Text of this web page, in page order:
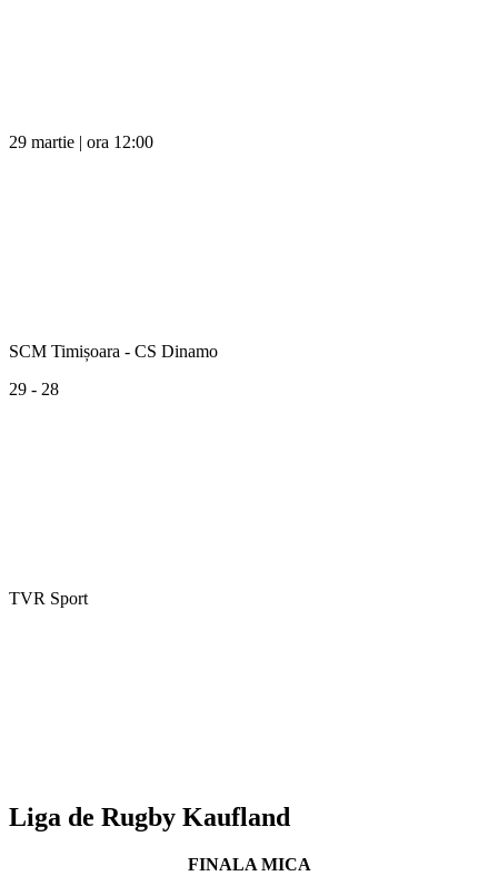
29 martie | ora 12:00
SCM Timișoara - CS Dinamo
29 - 28
TVR Sport
Liga de Rugby Kaufland
FINALA MICA